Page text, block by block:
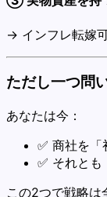
→ インフレ転嫁
ただし一つ問
あなたは今：
✅ 商社を「
✅ それとも
この2つで戦略は